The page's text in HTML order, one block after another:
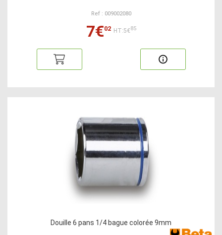
Ref : 009002080
7€02 HT:5€85
Douille 6 pans 1/4 bague colorée 9mm